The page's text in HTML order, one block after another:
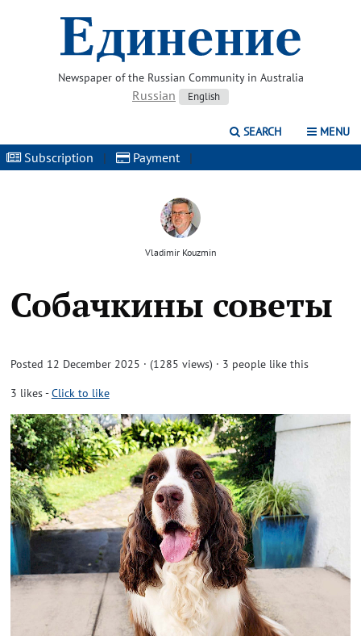
Newspaper of the Russian Community in Australia
Russian English
SEARCH MENU
Subscription | Payment |
Vladimir Kouzmin
Собачкины советы
Posted 12 December 2025 · (1285 views) · 3 people like this
3 likes-Click to like